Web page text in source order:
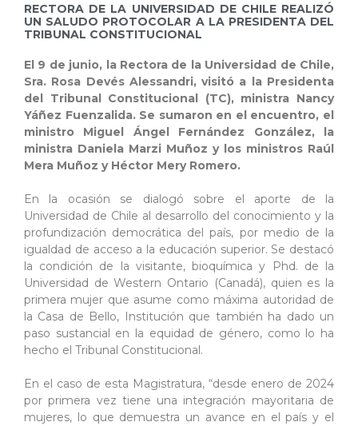
RECTORA DE LA UNIVERSIDAD DE CHILE REALIZÓ
UN SALUDO PROTOCOLAR A LA PRESIDENTA DEL
TRIBUNAL CONSTITUCIONAL
El 9 de junio, la Rectora de la Universidad de Chile,
Sra. Rosa Devés Alessandri, visitó a la Presidenta
del Tribunal Constitucional (TC), ministra Nancy
Yáñez Fuenzalida. Se sumaron en el encuentro, el
ministro Miguel Ángel Fernández González, la
ministra Daniela Marzi Muñoz y los ministros Raúl
Mera Muñoz y Héctor Mery Romero.
En la ocasión se dialogó sobre el aporte de la
Universidad de Chile al desarrollo del conocimiento y la
profundización democrática del país, por medio de la
igualdad de acceso a la educación superior. Se destacó
la condición de la visitante, bioquímica y Phd. de la
Universidad de Western Ontario (Canadá), quien es la
primera mujer que asume como máxima autoridad de
la Casa de Bello, Institución que también ha dado un
paso sustancial en la equidad de género, como lo ha
hecho el Tribunal Constitucional.
En el caso de esta Magistratura, “desde enero de 2024
por primera vez tiene una integración mayoritaria de
mujeres, lo que demuestra un avance en el país y el